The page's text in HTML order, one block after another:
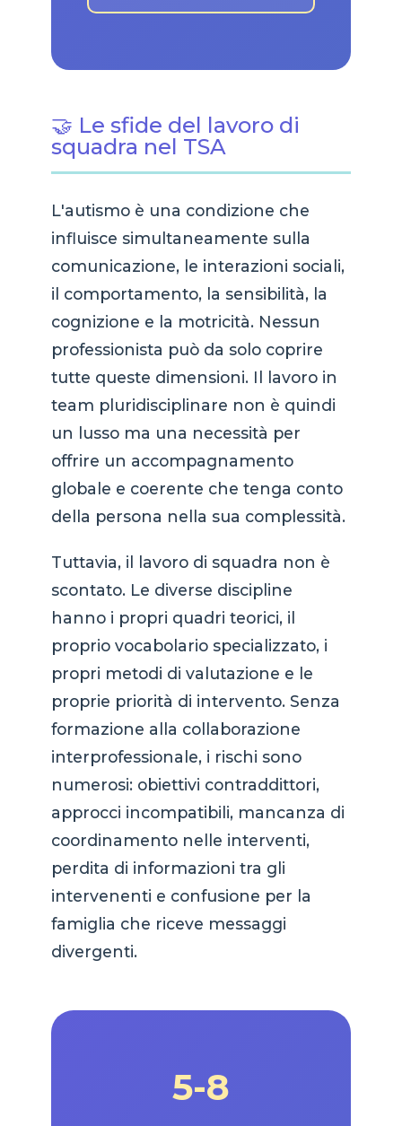
🤝 Le sfide del lavoro di
squadra nel TSA
L'autismo è una condizione che
influisce simultaneamente sulla
comunicazione, le interazioni sociali,
il comportamento, la sensibilità, la
cognizione e la motricità. Nessun
professionista può da solo coprire
tutte queste dimensioni. Il lavoro in
team pluridisciplinare non è quindi
un lusso ma una necessità per
offrire un accompagnamento
globale e coerente che tenga conto
della persona nella sua complessità.
Tuttavia, il lavoro di squadra non è
scontato. Le diverse discipline
hanno i propri quadri teorici, il
proprio vocabolario specializzato, i
propri metodi di valutazione e le
proprie priorità di intervento. Senza
formazione alla collaborazione
interprofessionale, i rischi sono
numerosi: obiettivi contraddittori,
approcci incompatibili, mancanza di
coordinamento nelle interventi,
perdita di informazioni tra gli
intervenenti e confusione per la
famiglia che riceve messaggi
divergenti.
5-8